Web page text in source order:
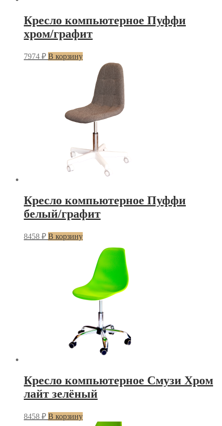
Кресло компьютерное Пуффи
хром/графит
7974 ₽ В корзину
Кресло компьютерное Пуффи
белый/графит
8458 ₽ В корзину
Кресло компьютерное Смузи Хром
лайт зелёный
8458 ₽ В корзину